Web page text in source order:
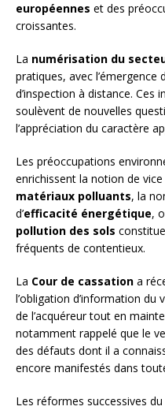
européennes et des
croissantes.
La numérisation du
pratiques, avec l’émergence
d’inspection à distance. Ces
soulèvent de nouvelles
l’appréciation du caractère
Les préoccupations
enrichissent la notion de
matériaux polluants, la
d’efficacité énergétique,
pollution des sols
fréquents de contentieux.
La Cour de cassation a
l’obligation d’information
de l’acquéreur tout en
notamment rappelé que le
des défauts dont il a
encore manifestés dans
Les réformes successives